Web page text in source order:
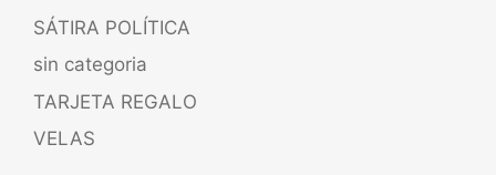
SÁTIRA POLÍTICA
sin categoria
TARJETA REGALO
VELAS